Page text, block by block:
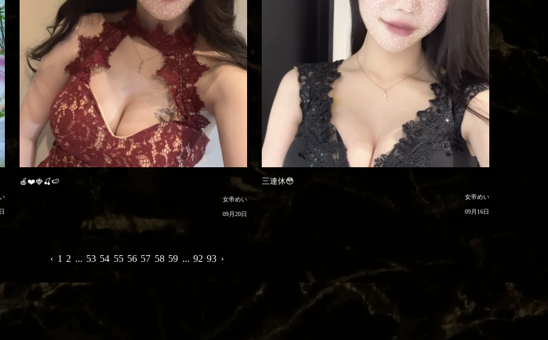
🍎❤️🍓🍒🍉
女帝めい
09月20日
三連休😳
女帝めい
09月16日
‹ 1 2 ... 53 54 55 56 57 58 59 ... 92 93 ›